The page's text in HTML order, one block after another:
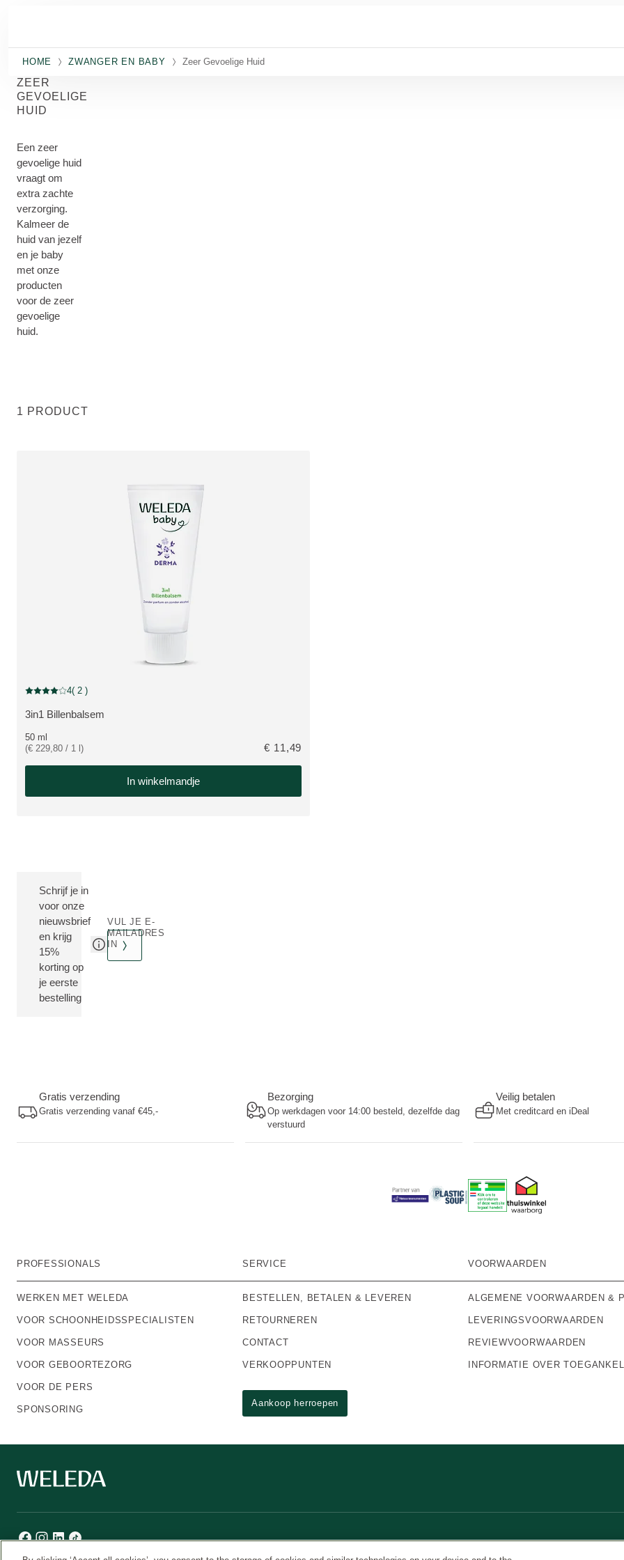
HOME ZWANGER EN BABY Zeer Gevoelige Huid
ZEER
GEVOELIGE
HUID
Een zeer
gevoelige huid
vraagt om
extra zachte
verzorging.
Kalmeer de
huid van jezelf
en je baby
met onze
producten
voor de zeer
gevoelige
huid.
1 PRODUCT
BEKIJK PRODUCT:
3in1 Billenbalsem
Beoordeling: 4 van 5 beoordeeld door 2 personen
4( 2 )
50 ml
(€ 229,80 / 1 l)
€ 11,49
In winkelmandje
Schrijf je in
voor onze
nieuwsbrief
en krijg
15%
korting op
je eerste
bestelling
VUL JE E-
MAILADRES
IN
Gratis verzending
Gratis verzending vanaf €45,-
Bezorging
Op werkdagen voor 14:00 besteld, dezelfde dag
verstuurd
Veilig betalen
Met creditcard en iDeal
PROFESSIONALS
WERKEN MET WELEDA
VOOR SCHOONHEIDSSPECIALISTEN
VOOR MASSEURS
VOOR GEBOORTEZORG
VOOR DE PERS
SPONSORING
SERVICE
BESTELLEN, BETALEN & LEVEREN
RETOURNEREN
CONTACT
VERKOOPPUNTEN
Aankoop herroepen
VOORWAARDEN
ALGEMENE VOORWAARDEN &
LEVERINGSVOORWAARDEN
REVIEWVOORWAARDEN
INFORMATIE OVER